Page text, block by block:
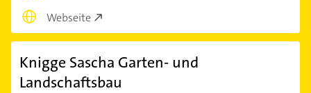
Webseite
Knigge Sascha Garten- und
Landschaftsbau